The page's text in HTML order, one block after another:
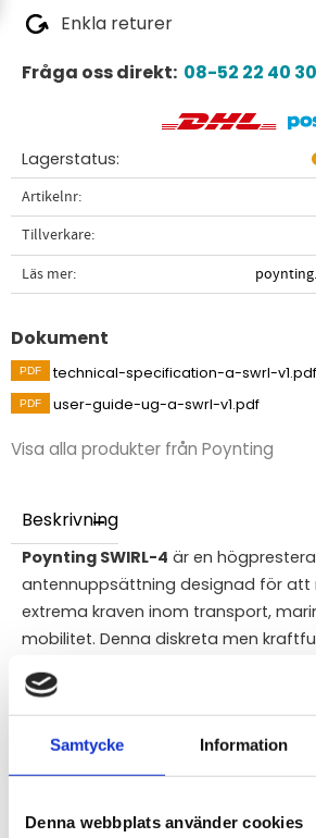
Samtycke Information
Denna webbplats använder cookies
Enkla returer
Fråga oss direkt: 08-52 22 40 30
Lagerstatus
Artikelnr
Tillverkare
Läs mer
Dokument
technical-specification-a-swrl-v1.pdf
user-guide-ug-a-swrl-v1.pdf
Visa alla produkter från Poynting
Beskrivning
Poynting SWIRL-4 är en
antennuppsättning designad för
extrema kraven inom transport,
mobilitet. Denna diskreta men
kombinerar 4x4 MIMO för 5G/LTE, 2x2
band Wi-Fi (inklusive Wi-Fi 7-stöd)
högpresterande GNSS/GPS. Med sin
kylflänsdesign för optimal
Mark-certifiering är den särskilt
en extremt tålig IP69K-kåpa som